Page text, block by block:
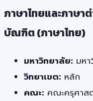
ภาษาไทยและภาษา
บัณฑิต (ภาษาไทย)
มหาวิทยาลัย: มห
วิทยาเขต: หลัก
คณะ: คณะครุศาส